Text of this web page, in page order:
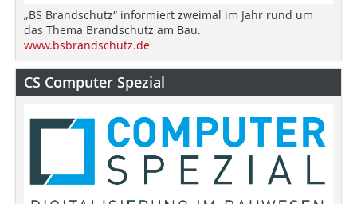
„BS Brandschutz“ informiert zweimal im Jahr rund um
das Thema Brandschutz am Bau.
www.bsbrandschutz.de
CS Computer Spezial